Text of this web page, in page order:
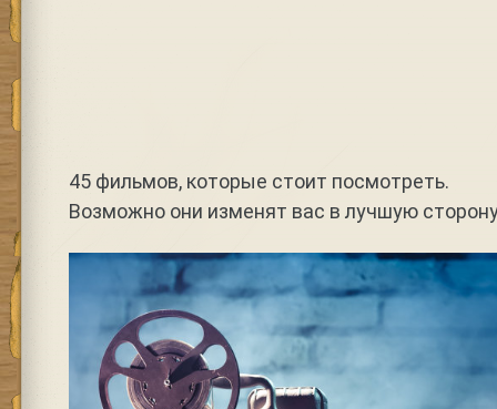
45 фильмов, которые стоит посмотреть.
Возможно они изменят вас в лучшую